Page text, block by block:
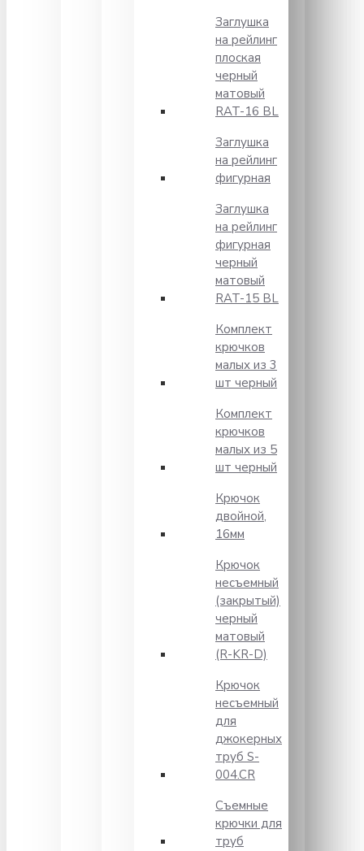
Заглушка
на рейлинг
плоская
черный
матовый
RAT-16 BL
Заглушка
на рейлинг
фигурная
Заглушка
на рейлинг
фигурная
черный
матовый
RAT-15 BL
Комплект
крючков
малых из 3
шт черный
Комплект
крючков
малых из 5
шт черный
Крючок
двойной,
16мм
Крючок
несъемный
(закрытый)
черный
матовый
(R-KR-D)
Крючок
несъемный
для
джокерных
труб S-
004.CR
Съемные
крючки для
труб